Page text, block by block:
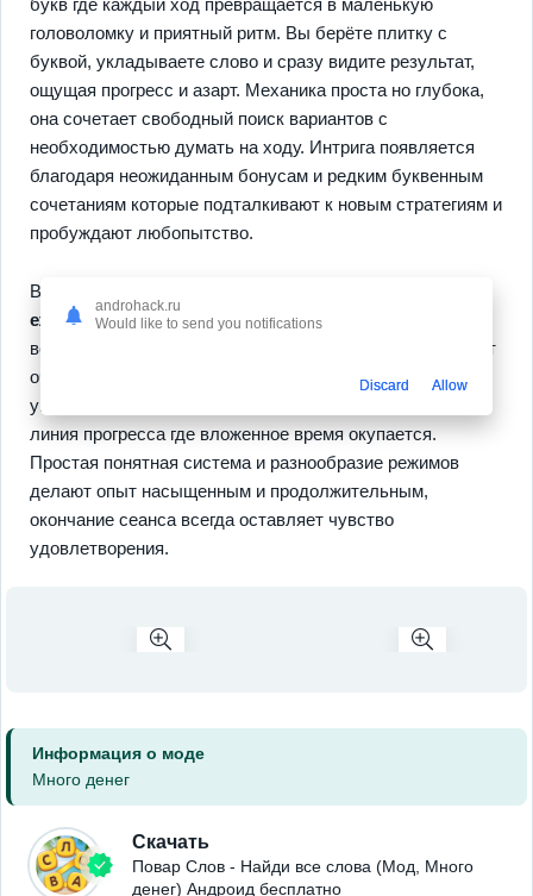
букв где каждый ход превращается в маленькую
головоломку и приятный ритм. Вы берёте плитку с
буквой, укладываете слово и сразу видите результат,
ощущая прогресс и азарт. Механика проста но глубока,
она сочетает свободный поиск вариантов с
необходимостью думать на ходу. Интрига появляется
благодаря неожиданным бонусам и редким буквенным
сочетаниям которые подталкивают к новым стратегиям и
пробуждают любопытство.
В игре есть
ежедневные задания которые заставляют
возвращаться ради новых вызовов. Сбор слов приносит
очки и открывает полезные улучшения которые
упрощают решение следующих задач, это плавная
линия прогресса где вложенное время окупается.
Простая понятная система и разнообразие режимов
делают опыт насыщенным и продолжительным,
окончание сеанса всегда оставляет чувство
удовлетворения.
Информация о моде
Много денег
Скачать
Повар Слов - Найди все слова (Мод, Много
денег) Андроид бесплатно
androhack.ru
Would like to send you notifications
Discard Allow